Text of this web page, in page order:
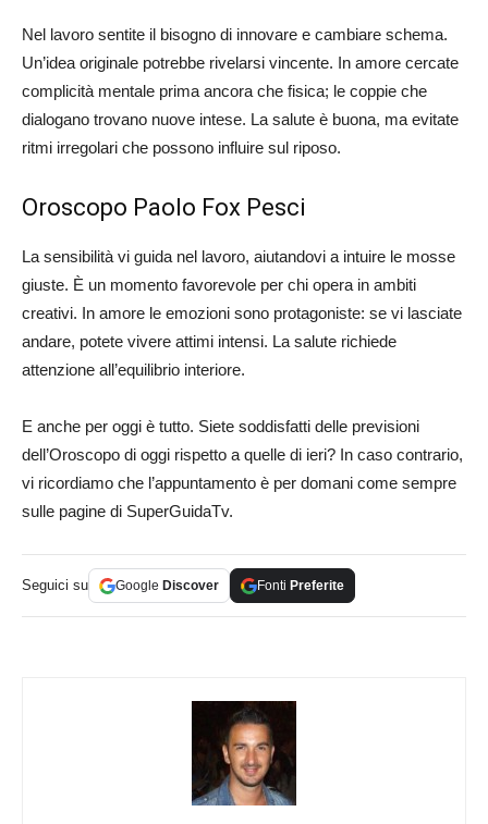
Nel lavoro sentite il bisogno di innovare e cambiare schema.
Un’idea originale potrebbe rivelarsi vincente. In amore cercate
complicità mentale prima ancora che fisica; le coppie che
dialogano trovano nuove intese. La salute è buona, ma evitate
ritmi irregolari che possono influire sul riposo.
Oroscopo Paolo Fox Pesci
La sensibilità vi guida nel lavoro, aiutandovi a intuire le mosse
giuste. È un momento favorevole per chi opera in ambiti
creativi. In amore le emozioni sono protagoniste: se vi lasciate
andare, potete vivere attimi intensi. La salute richiede
attenzione all’equilibrio interiore.
E anche per oggi è tutto. Siete soddisfatti delle previsioni
dell’Oroscopo di oggi rispetto a quelle di ieri? In caso contrario,
vi ricordiamo che l’appuntamento è per domani come sempre
sulle pagine di SuperGuidaTv.
Seguici su Google Discover Fonti Preferite